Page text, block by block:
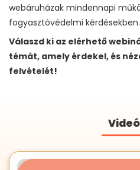
webáruházak mindennapi
fogyasztóvédelmi kérdésekben.
Válaszd ki az elérhető
témát, amely érdekel, és
felvételét!